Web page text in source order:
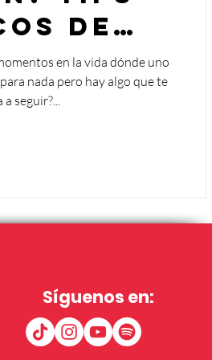
de
en la vida dónde uno
nada pero hay algo que te
seguir?...
Síguenos en: